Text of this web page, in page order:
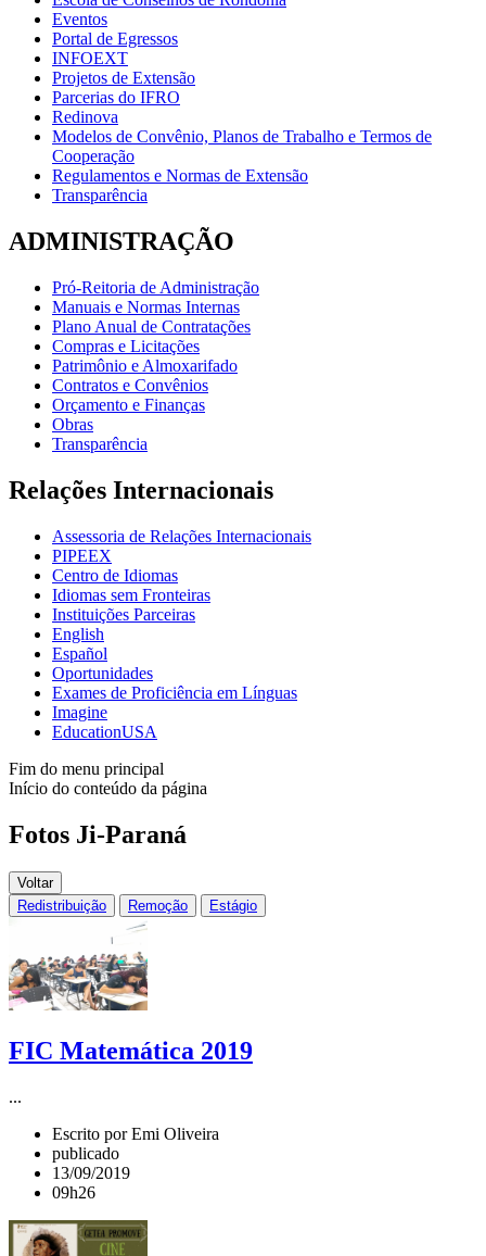
Eventos
Portal de Egressos
INFOEXT
Projetos de Extensão
Parcerias do IFRO
Redinova
Modelos de Convênio, Planos de Trabalho e Termos de
Cooperação
Regulamentos e Normas de Extensão
Transparência
ADMINISTRAÇÃO
Pró-Reitoria de Administração
Manuais e Normas Internas
Plano Anual de Contratações
Compras e Licitações
Patrimônio e Almoxarifado
Contratos e Convênios
Orçamento e Finanças
Obras
Transparência
Relações Internacionais
Assessoria de Relações Internacionais
PIPEEX
Centro de Idiomas
Idiomas sem Fronteiras
Instituições Parceiras
English
Español
Oportunidades
Exames de Proficiência em Línguas
Imagine
EducationUSA
Fim do menu principal
Início do conteúdo da página
Fotos Ji-Paraná
Voltar
Redistribuição
Remoção Estágio
FIC Matemática 2019
...
Escrito por Emi Oliveira
publicado
13/09/2019
09h26